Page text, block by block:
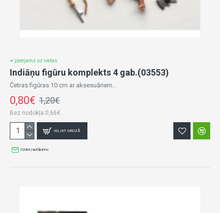
✔ pieejams uz vietas
Indiāņu figūru komplekts 4 gab.(03553)
Četras figūras 10 cm ar aksesuāriem...
0,80€ 1,20€
Bez nodokļa:0,66€
IELIKT GROZĀ
Uzdot jautājumu